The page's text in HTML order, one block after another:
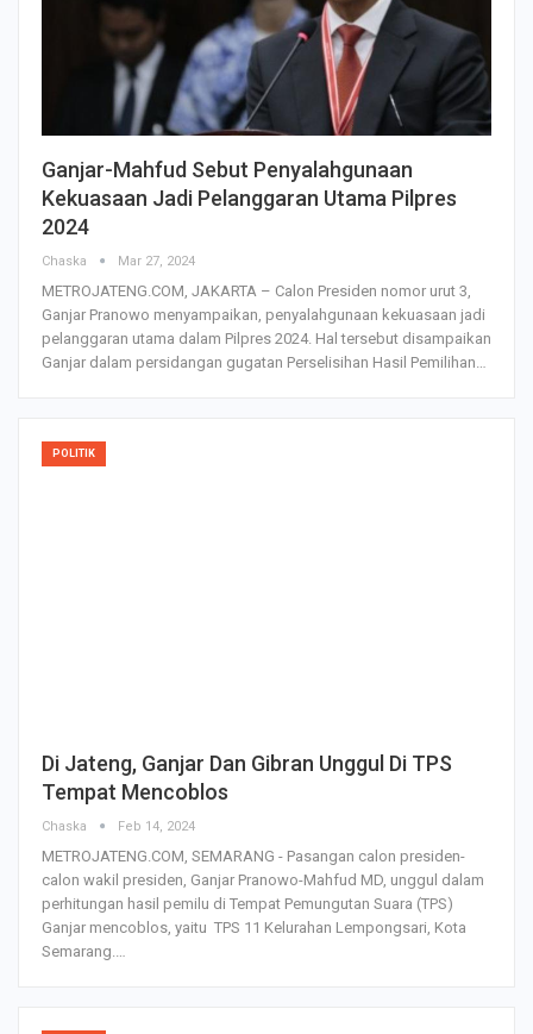
Ganjar-Mahfud Sebut Penyalahgunaan
Kekuasaan Jadi Pelanggaran Utama Pilpres
2024
Chaska Mar 27, 2024
METROJATENG.COM, JAKARTA – Calon Presiden nomor urut 3,
Ganjar Pranowo menyampaikan, penyalahgunaan kekuasaan jadi
pelanggaran utama dalam Pilpres 2024. Hal tersebut disampaikan
Ganjar dalam persidangan gugatan Perselisihan Hasil Pemilihan…
POLITIK
Di Jateng, Ganjar Dan Gibran Unggul Di TPS
Tempat Mencoblos
Chaska Feb 14, 2024
METROJATENG.COM, SEMARANG - Pasangan calon presiden-
calon wakil presiden, Ganjar Pranowo-Mahfud MD, unggul dalam
perhitungan hasil pemilu di Tempat Pemungutan Suara (TPS)
Ganjar mencoblos, yaitu TPS 11 Kelurahan Lempongsari, Kota
Semarang.…